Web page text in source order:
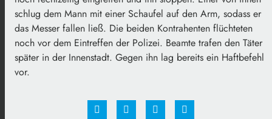
schlug dem Mann mit einer Schaufel auf den Arm, sodass er
das Messer fallen ließ. Die beiden Kontrahenten flüchteten
noch vor dem Eintreffen der Polizei. Beamte trafen den Täter
später in der Innenstadt. Gegen ihn lag bereits ein Haftbefehl
vor.